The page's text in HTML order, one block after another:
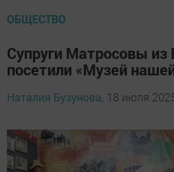
ОБЩЕСТВО
Супруги Матросовы из
посетили «Музей
Наталия Бузунова, 18 июля